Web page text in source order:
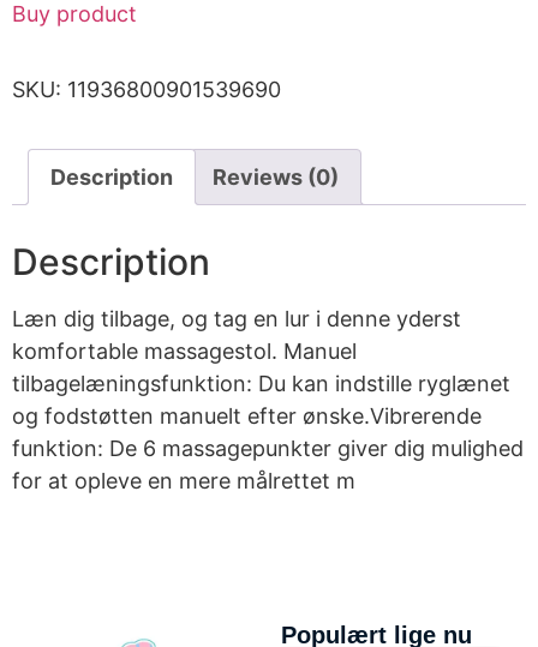
Buy product
SKU: 11936800901539690
Description Reviews (0)
Description
Læn dig tilbage, og tag en lur i denne yderst
komfortable massagestol. Manuel
tilbagelæningsfunktion: Du kan indstille ryglænet
og fodstøtten manuelt efter ønske.Vibrerende
funktion: De 6 massagepunkter giver dig mulighed
for at opleve en mere målrettet m
Populært lige nu